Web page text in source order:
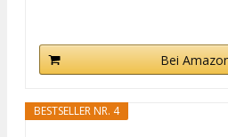
Bei
BESTSELLER NR. 4